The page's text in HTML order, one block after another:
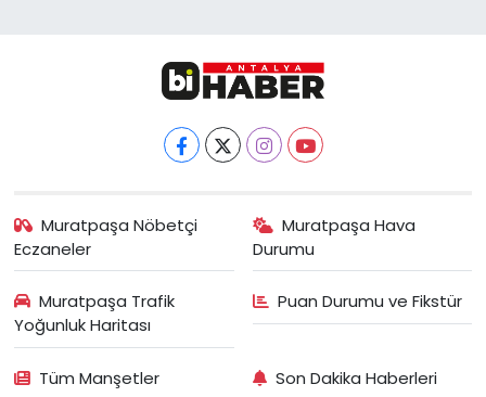
Muratpaşa Nöbetçi
Eczaneler
Muratpaşa Hava
Durumu
Muratpaşa Trafik
Yoğunluk Haritası
Puan Durumu ve Fikstür
Tüm Manşetler Son Dakika Haberleri